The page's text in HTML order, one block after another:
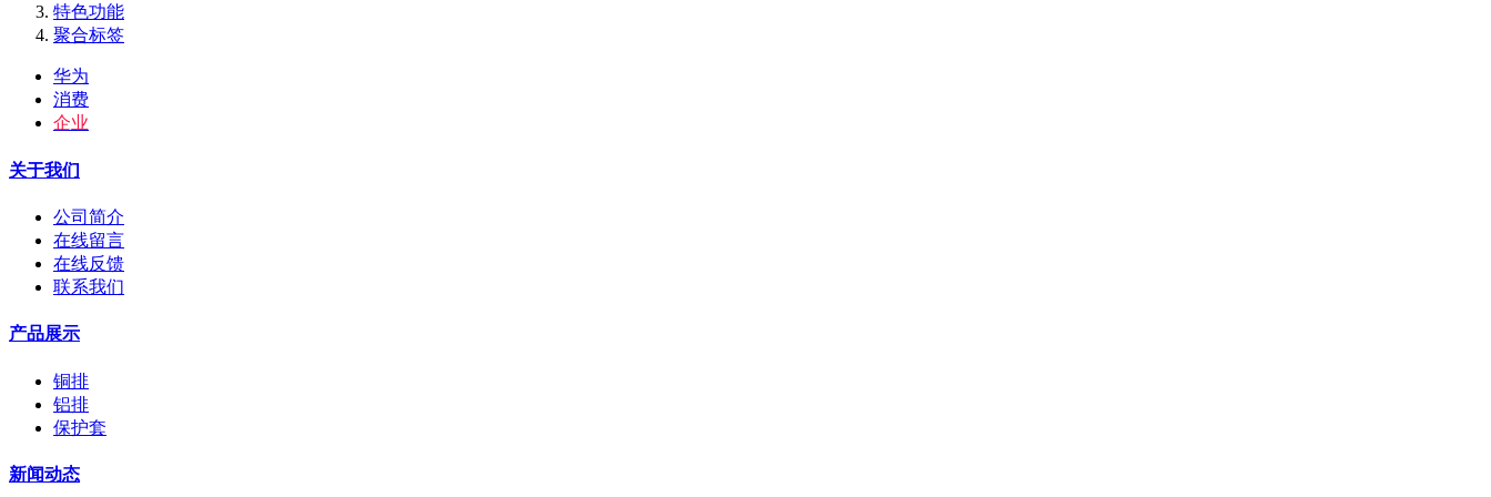
特色功能
聚合标签
华为
消费
企业
关于我们
公司简介
在线留言
在线反馈
联系我们
产品展示
铜排
铝排
保护套
新闻动态